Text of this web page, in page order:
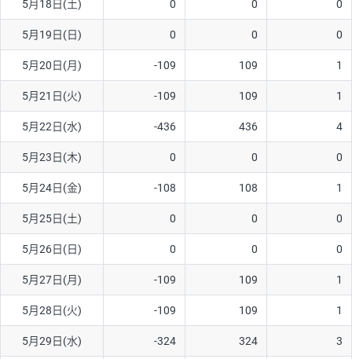
5月18日(土) 0 0 0
5月19日(日) 0 0 0
5月20日(月) -109 109 1
5月21日(火) -109 109 1
5月22日(水) -436 436 4
5月23日(木) 0 0 0
5月24日(金) -108 108 1
5月25日(土) 0 0 0
5月26日(日) 0 0 0
5月27日(月) -109 109 1
5月28日(火) -109 109 1
5月29日(水) -324 324 3